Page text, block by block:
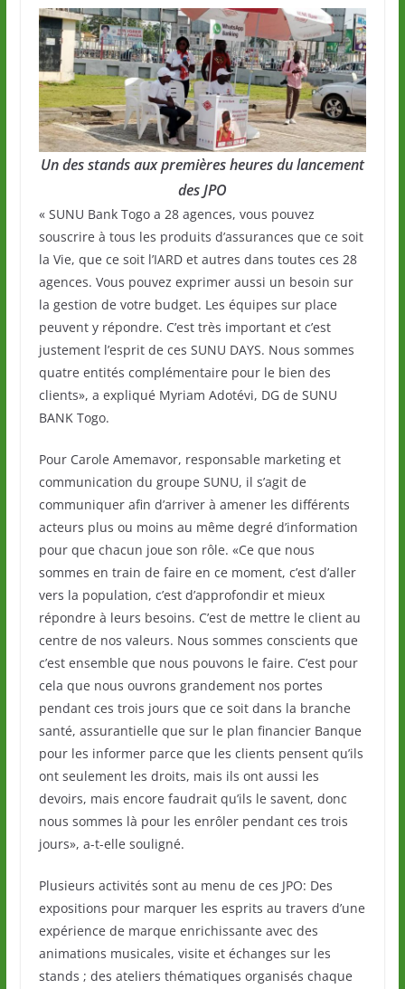
Un des stands aux premières heures du lancement
des JPO
« SUNU Bank Togo a 28 agences, vous pouvez
souscrire à tous les produits d’assurances que ce soit
la Vie, que ce soit l’IARD et autres dans toutes ces 28
agences. Vous pouvez exprimer aussi un besoin sur
la gestion de votre budget. Les équipes sur place
peuvent y répondre. C’est très important et c’est
justement l’esprit de ces SUNU DAYS. Nous sommes
quatre entités complémentaire pour le bien des
clients», a expliqué Myriam Adotévi, DG de SUNU
BANK Togo.
Pour Carole Amemavor, responsable marketing et
communication du groupe SUNU, il s’agit de
communiquer afin d’arriver à amener les différents
acteurs plus ou moins au même degré d’information
pour que chacun joue son rôle. «Ce que nous
sommes en train de faire en ce moment, c’est d’aller
vers la population, c’est d’approfondir et mieux
répondre à leurs besoins. C’est de mettre le client au
centre de nos valeurs. Nous sommes conscients que
c’est ensemble que nous pouvons le faire. C’est pour
cela que nous ouvrons grandement nos portes
pendant ces trois jours que ce soit dans la branche
santé, assurantielle que sur le plan financier Banque
pour les informer parce que les clients pensent qu’ils
ont seulement les droits, mais ils ont aussi les
devoirs, mais encore faudrait qu’ils le savent, donc
nous sommes là pour les enrôler pendant ces trois
jours», a-t-elle souligné.
Plusieurs activités sont au menu de ces JPO: Des
expositions pour marquer les esprits au travers d’une
expérience de marque enrichissante avec des
animations musicales, visite et échanges sur les
stands ; des ateliers thématiques organisés chaque